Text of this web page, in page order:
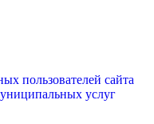
пользователей сайта
услуг